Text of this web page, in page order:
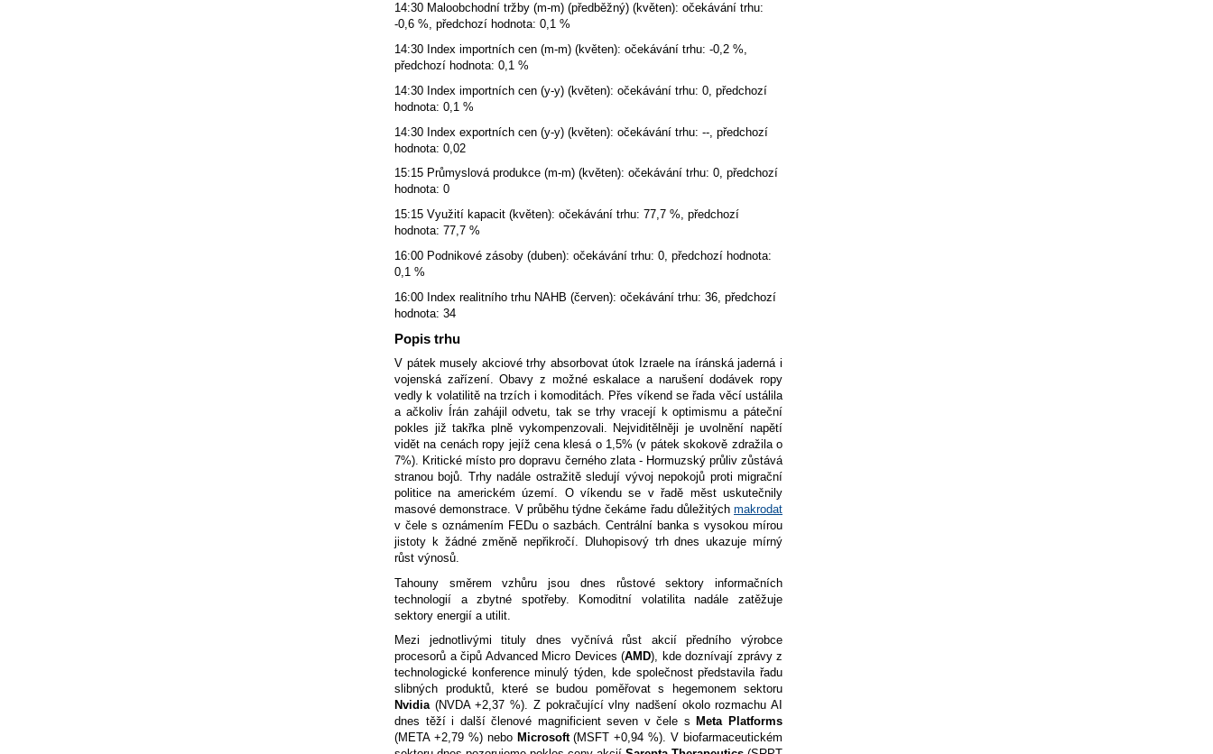
14:30 Maloobchodní tržby (m-m) (předběžný) (květen): očekávání trhu:
-0,6 %, předchozí hodnota: 0,1 %
14:30 Index importních cen (m-m) (květen): očekávání trhu: -0,2 %,
předchozí hodnota: 0,1 %
14:30 Index importních cen (y-y) (květen): očekávání trhu: 0, předchozí
hodnota: 0,1 %
14:30 Index exportních cen (y-y) (květen): očekávání trhu: --, předchozí
hodnota: 0,02
15:15 Průmyslová produkce (m-m) (květen): očekávání trhu: 0, předchozí
hodnota: 0
15:15 Využití kapacit (květen): očekávání trhu: 77,7 %, předchozí
hodnota: 77,7 %
16:00 Podnikové zásoby (duben): očekávání trhu: 0, předchozí hodnota:
0,1 %
16:00 Index realitního trhu NAHB (červen): očekávání trhu: 36, předchozí
hodnota: 34
Popis trhu
V pátek musely akciové trhy absorbovat útok Izraele na íránská jaderná i
vojenská zařízení. Obavy z možné eskalace a narušení dodávek ropy
vedly k volatilitě na trzích i komoditách. Přes víkend se řada věcí ustálila
a ačkoliv Írán zahájil odvetu, tak se trhy vracejí k optimismu a páteční
pokles již takřka plně vykompenzovali. Nejviditělněji je uvolnění napětí
vidět na cenách ropy jejíž cena klesá o 1,5% (v pátek skokově zdražila o
7%). Kritické místo pro dopravu černého zlata - Hormuzský průliv zůstává
stranou bojů. Trhy nadále ostražitě sledují vývoj nepokojů proti migrační
politice na americkém území. O víkendu se v řadě měst uskutečnily
masové demonstrace. V průběhu týdne čekáme řadu důležitých makrodat
v čele s oznámením FEDu o sazbách. Centrální banka s vysokou mírou
jistoty k žádné změně nepřikročí. Dluhopisový trh dnes ukazuje mírný
růst výnosů.
Tahouny směrem vzhůru jsou dnes růstové sektory informačních
technologií a zbytné spotřeby. Komoditní volatilita nadále zatěžuje
sektory energií a utilit.
Mezi jednotlivými tituly dnes vyčnívá růst akcií předního výrobce
procesorů a čipů Advanced Micro Devices (AMD), kde doznívají zprávy z
technologické konference minulý týden, kde společnost představila řadu
slibných produktů, které se budou poměřovat s hegemonem sektoru
Nvidia(NVDA +2,37 %). Z pokračující vlny nadšení okolo rozmachu AI
dnes těží i další členové magnificient seven v čele s Meta Platforms
(META +2,79 %) nebo Microsoft(MSFT +0,94 %). V biofarmaceutickém